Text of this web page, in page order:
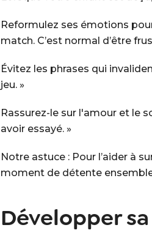
Reformulez ses émotions
match. C’est normal d’être
Évitez les phrases qui
jeu. »
Rassurez-le sur l'amour et le
avoir essayé. »
Notre astuce : Pour l’aider à
moment de détente
Développer